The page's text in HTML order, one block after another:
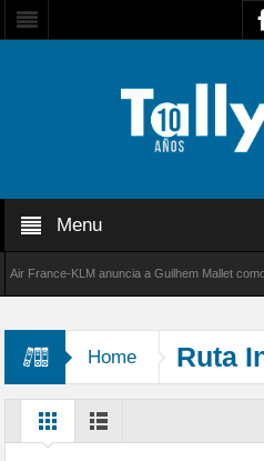
Menu
KLM anuncia a Guilhem Mallet como
Home Ruta